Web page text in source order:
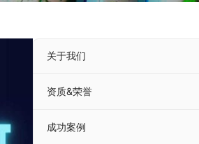
关于我们
资质&荣誉
成功案例